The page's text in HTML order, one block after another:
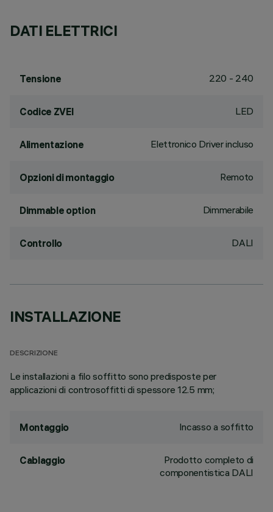
DATI ELETTRICI
Tensione 220 - 240
Codice ZVEI LED
Alimentazione Elettronico Driver incluso
Opzioni di montaggio Remoto
Dimmable option Dimmerabile
Controllo DALI
INSTALLAZIONE
DESCRIZIONE
Le installazioni a filo soffitto sono predisposte per
applicazioni di controsoffitti di spessore 12.5 mm;
Montaggio Incasso a soffitto
Cablaggio
Prodotto completo di
componentistica DALI